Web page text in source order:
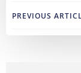
Post
PREVIOUS